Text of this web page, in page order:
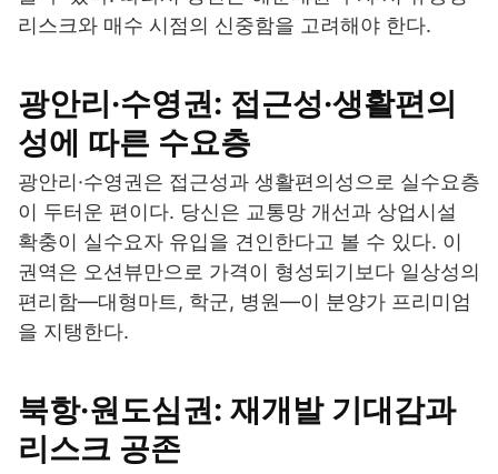
리스크와 매수 시점의 신중함을 고려해야 한다.
광안리·수영권: 접근성·생활편의
성에 따른 수요층
광안리·수영권은 접근성과 생활편의성으로 실수요층
이 두터운 편이다. 당신은 교통망 개선과 상업시설
확충이 실수요자 유입을 견인한다고 볼 수 있다. 이
권역은 오션뷰만으로 가격이 형성되기보다 일상성의
편리함—대형마트, 학군, 병원—이 분양가 프리미엄
을 지탱한다.
북항·원도심권: 재개발 기대감과
리스크 공존